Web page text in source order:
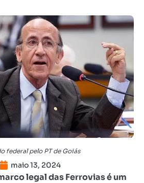
federal pelo PT de Goiás
maio 13, 2024
legal das Ferrovias é um